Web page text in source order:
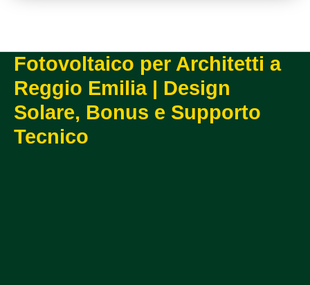
Fotovoltaico per Architetti a
Reggio Emilia | Design
Solare, Bonus e Supporto
Tecnico